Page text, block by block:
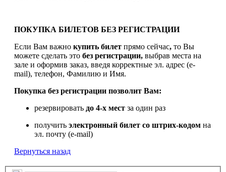
ПОКУПКА БИЛЕТОВ БЕЗ РЕГИСТРАЦИИ
Если Вам важно купить билет прямо сейчас, то Вы
можете сделать это без регистрации, выбрав места на
зале и оформив заказ, введя корректные эл. адрес (e-
mail), телефон, Фамилию и Имя.
Покупка без регистрации позволит Вам:
резервировать до 4-х мест за один раз
получить электронный билет со штрих-кодом на
эл. почту (e-mail)
Вернуться назад